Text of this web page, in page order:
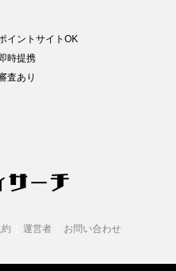
イントサイトOK
時提携
査あり
運営者 お問い合わせ